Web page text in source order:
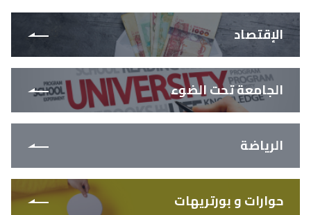
الإقتصاد
الجامعة تحت الضوء
الرياضة
حوارات و بورتريهات